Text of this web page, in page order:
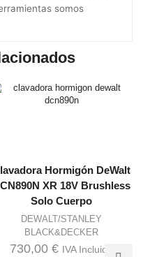
somos
Hormigón DeWalt
XR 18V Brushless
Solo Cuerpo
DEWALT/STANLEY
BLACK&DECKER
730,00 € IVA Incluido